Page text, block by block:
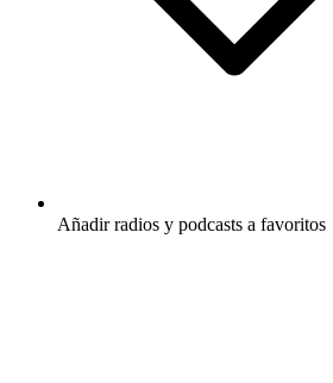
Añadir radios y podcasts a favoritos